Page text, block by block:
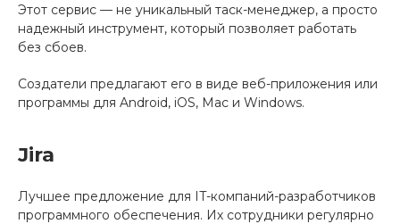
Этот сервис — не уникальный таск-менеджер, а просто
надежный инструмент, который позволяет работать
без сбоев.
Создатели предлагают его в виде веб-приложения или
программы для Android, iOS, Mac и Windows.
Jira
Лучшее предложение для IT-компаний-разработчиков
программного обеспечения. Их сотрудники регулярно